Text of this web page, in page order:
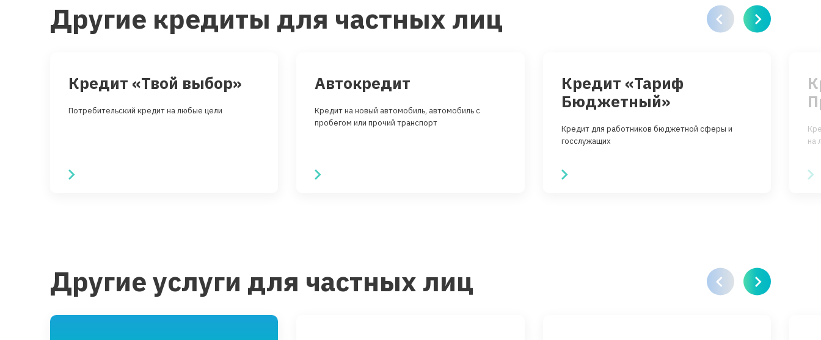
Другие кредиты для частных лиц
Кредит «Твой выбор»
Потребительский кредит на любые цели
Автокредит
Кредит на новый автомобиль, автомобиль с
пробегом или прочий транспорт
Кредит «Тариф
Бюджетный»
Кредит для работников бюджетной сферы и
госслужащих
на
Другие услуги для частных лиц